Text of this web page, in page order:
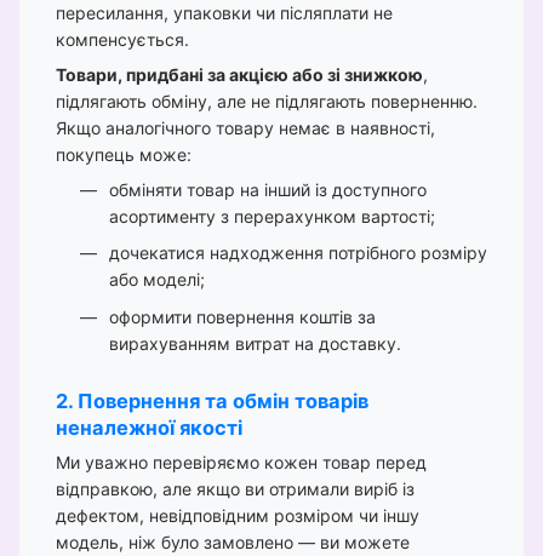
пересилання, упаковки чи післяплати не
компенсується.
Товари, придбані за акцією або зі знижкою,
підлягають обміну, але не підлягають поверненню.
Якщо аналогічного товару немає в наявності,
покупець може:
обміняти товар на інший із доступного
асортименту з перерахунком вартості;
дочекатися надходження потрібного розміру
або моделі;
оформити повернення коштів за
вирахуванням витрат на доставку.
2. Повернення та обмін товарів
неналежної якості
Ми уважно перевіряємо кожен товар перед
відправкою, але якщо ви отримали виріб із
дефектом, невідповідним розміром чи іншу
модель, ніж було замовлено — ви можете